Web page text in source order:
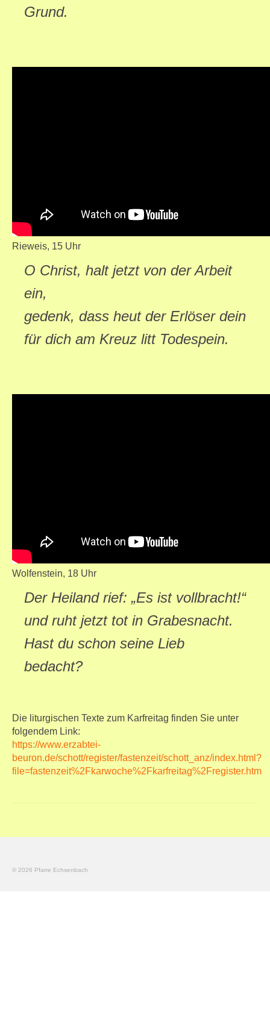
Grund.
Rieweis, 15 Uhr
O Christ, halt jetzt von der Arbeit
ein,
gedenk, dass heut der Erlöser dein
für dich am Kreuz litt Todespein.
Wolfenstein, 18 Uhr
Der Heiland rief: „Es ist vollbracht!“
und ruht jetzt tot in Grabesnacht.
Hast du schon seine Lieb
bedacht?
Die liturgischen Texte zum Karfreitag finden Sie unter
folgendem Link:
https://www.erzabtei-
beuron.de/schott/register/fastenzeit/schott_anz/index.html?
file=fastenzeit%2Fkarwoche%2Fkarfreitag%2Fregister.htm
© 2026 Pfarre Echsenbach